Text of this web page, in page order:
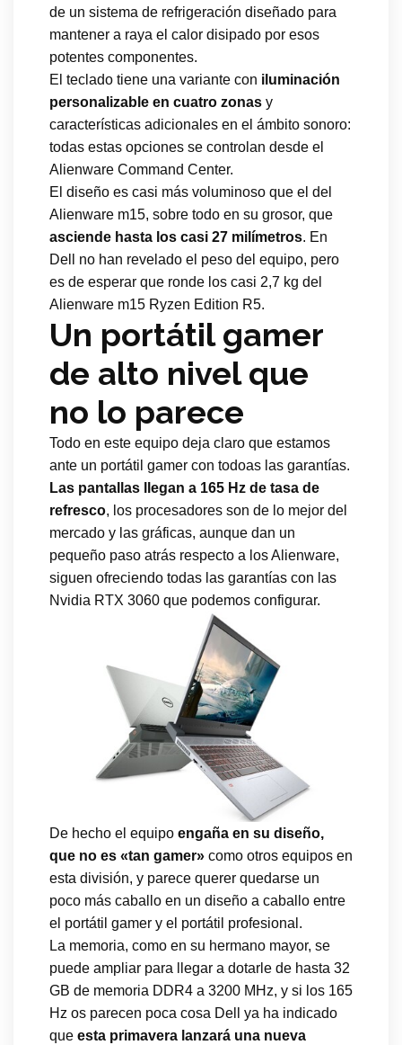
de un sistema de refrigeración diseñado para
mantener a raya el calor disipado por esos
potentes componentes.
El teclado tiene una variante con iluminación
personalizable en cuatro zonas y
características adicionales en el ámbito sonoro:
todas estas opciones se controlan desde el
Alienware Command Center.
El diseño es casi más voluminoso que el del
Alienware m15, sobre todo en su grosor, que
asciende hasta los casi 27 milímetros. En
Dell no han revelado el peso del equipo, pero
es de esperar que ronde los casi 2,7 kg del
Alienware m15 Ryzen Edition R5.
Un portátil gamer
de alto nivel que
no lo parece
Todo en este equipo deja claro que estamos
ante un portátil gamer con todoas las garantías.
Las pantallas llegan a 165 Hz de tasa de
refresco, los procesadores son de lo mejor del
mercado y las gráficas, aunque dan un
pequeño paso atrás respecto a los Alienware,
siguen ofreciendo todas las garantías con las
Nvidia RTX 3060 que podemos configurar.
De hecho el equipo engaña en su diseño,
que no es «tan gamer» como otros equipos en
esta división, y parece querer quedarse un
poco más caballo en un diseño a caballo entre
el portátil gamer y el portátil profesional.
La memoria, como en su hermano mayor, se
puede ampliar para llegar a dotarle de hasta 32
GB de memoria DDR4 a 3200 MHz, y si los 165
Hz os parecen poca cosa Dell ya ha indicado
que esta primavera lanzará una nueva